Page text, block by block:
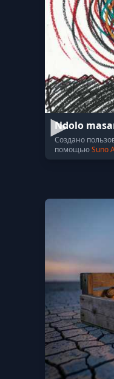
Ndolo
Создано
помощьюSuno